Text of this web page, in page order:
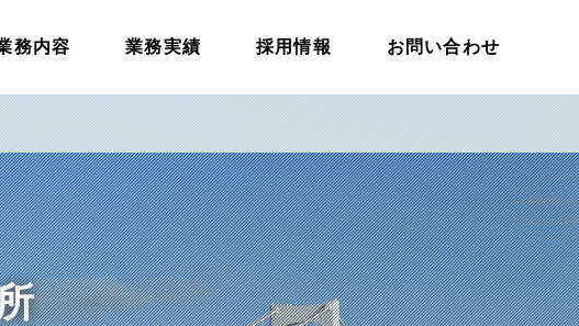
務内容 業務実績 採用情報 お問い合わせ